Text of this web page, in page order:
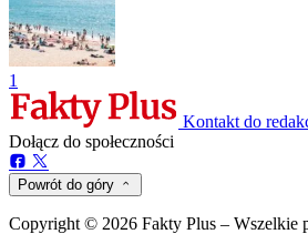
1
Kontakt do
Dołącz do społeczności
Powrót do góry
Copyright © 2026 Fakty Plus – Wszelkie